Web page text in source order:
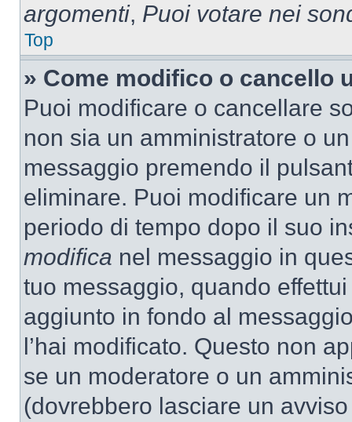
argomenti, Puoi votare nei
Top
» Come modifico o cancello
Puoi modificare o cancellare
non sia un amministratore o
messaggio premendo il
eliminare. Puoi modificare un
periodo di tempo dopo il suo
modifica nel messaggio in
tuo messaggio, quando
aggiunto in fondo al
l’hai modificato. Questo non
se un moderatore o un
(dovrebbero lasciare un